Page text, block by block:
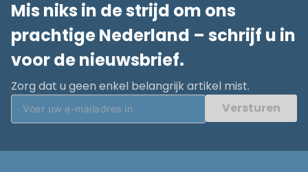
Mis niks in de strijd om ons
prachtige Nederland – schrijf u in
voor de nieuwsbrief.
Zorg dat u geen enkel belangrijk artikel mist.
Versturen